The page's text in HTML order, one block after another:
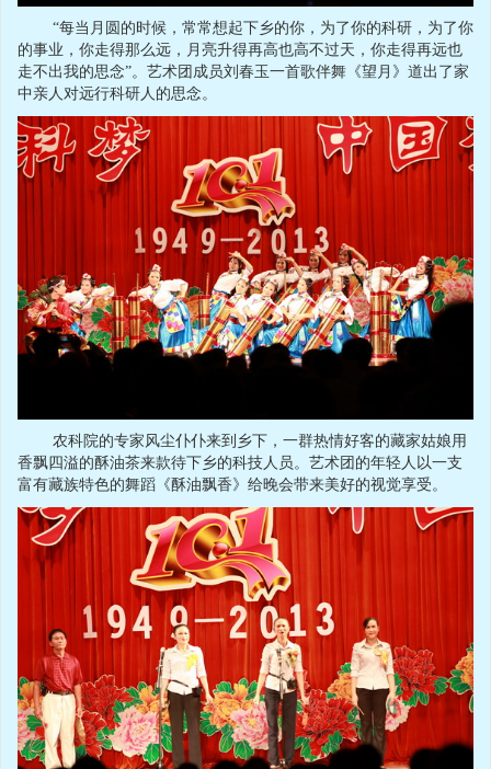
“每当月圆的时候，常常想起下乡的你，为了你的科研，为了你
的事业，你走得那么远，月亮升得再高也高不过天，你走得再远也
走不出我的思念”。艺术团成员刘春玉一首歌伴舞《望月》道出了家
中亲人对远行科研人的思念。
农科院的专家风尘仆仆来到乡下，一群热情好客的藏家姑娘用
香飘四溢的酥油茶来款待下乡的科技人员。艺术团的年轻人以一支
富有藏族特色的舞蹈《酥油飘香》给晚会带来美好的视觉享受。